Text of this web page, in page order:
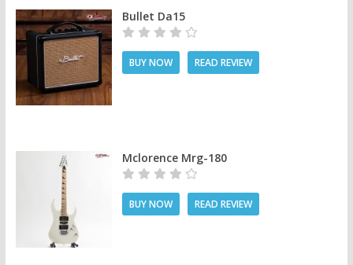
Bullet Da15
BUY NOW READ REVIEW
Mclorence Mrg-180
BUY NOW READ REVIEW